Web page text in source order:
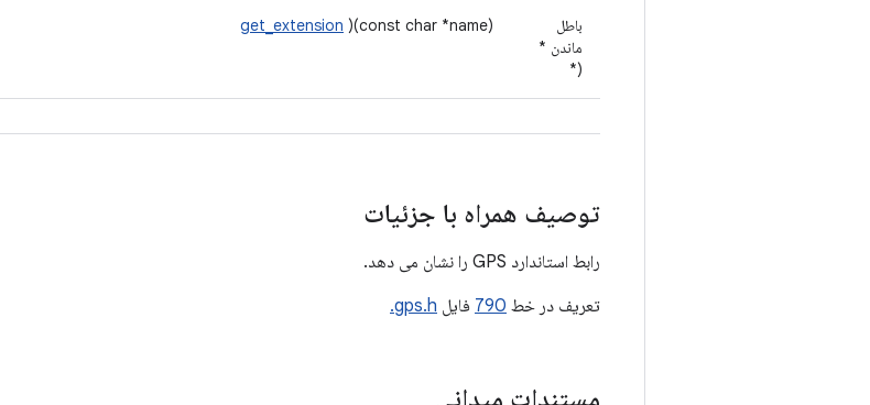
باطل
ماندن *
(*
get_extension )(const char *name)
توصیف همراه با جزئیات
رابط استاندارد GPS را نشان می دهد.
تعریف در خط 790 فایل gps.h.
مستندات میدانی